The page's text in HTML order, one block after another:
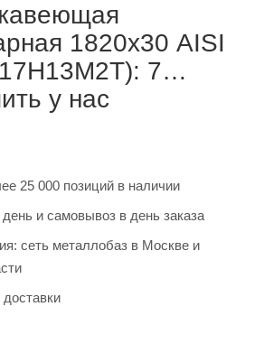
1820х30 AISI
7
у нас
25 000 позиций в наличии
день и самовывоз в день заказа
сеть металлобаз в Москве и